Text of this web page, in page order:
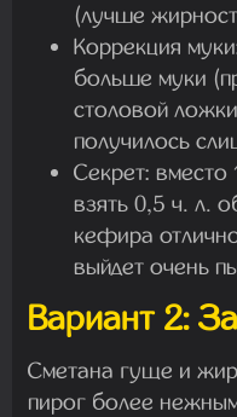
(лучше
Коррекция
больше муки
столовой
получилось
Секрет:
взять 0,5 ч. л.
кефира
выйдет очень
Вариант 2:
Сметана гуще и
пирог более